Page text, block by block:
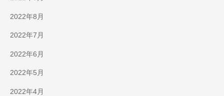
2022年8月
2022年7月
2022年6月
2022年5月
2022年4月